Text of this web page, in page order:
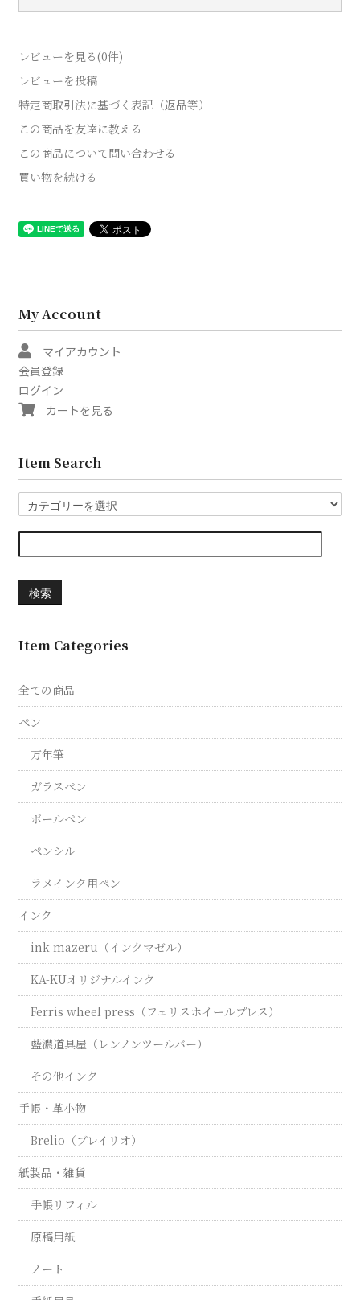
レビューを見る(0件)
レビューを投稿
特定商取引法に基づく表記（返品等）
この商品を友達に教える
この商品について問い合わせる
買い物を続ける
My Account
マイアカウント
会員登録
ログイン
カートを見る
Item Search
検索
Item Categories
全ての商品
ペン
万年筆
ガラスペン
ボールペン
ペンシル
ラメインク用ペン
インク
ink mazeru（インクマゼル）
KA-KUオリジナルインク
Ferris wheel press（フェリスホイールプレス）
藍濃道具屋（レンノンツールバー）
その他インク
手帳・革小物
Brelio（ブレイリオ）
紙製品・雑貨
手帳リフィル
原稿用紙
ノート